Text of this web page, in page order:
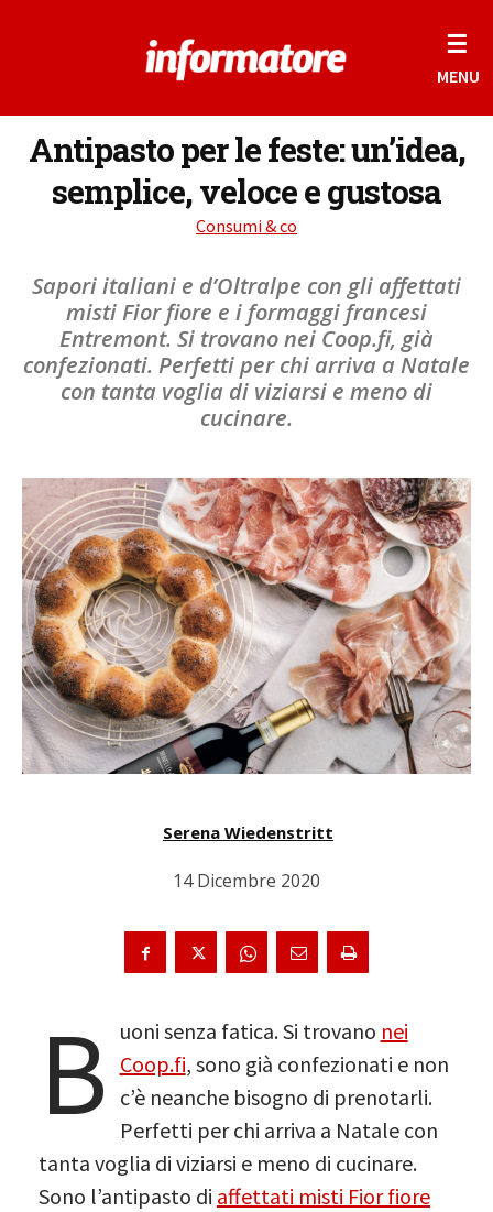
☰
MENU
Antipasto per le feste: un’idea,
semplice, veloce e gustosa
Consumi & co
Sapori italiani e d’Oltralpe con gli affettati
misti Fior fiore e i formaggi francesi
Entremont. Si trovano nei Coop.fi, già
confezionati. Perfetti per chi arriva a Natale
con tanta voglia di viziarsi e meno di
cucinare.
Serena Wiedenstritt
14 Dicembre 2020
B uoni senza fatica. Si trovano nei
Coop.fi, sono già confezionati e non
c’è neanche bisogno di prenotarli.
Perfetti per chi arriva a Natale con
tanta voglia di viziarsi e meno di cucinare.
Sono l’antipasto di affettati misti Fior fiore